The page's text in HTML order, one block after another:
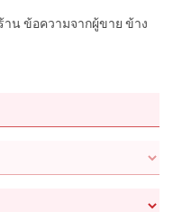
น ข้อความจากผู้ขาย ข้าง